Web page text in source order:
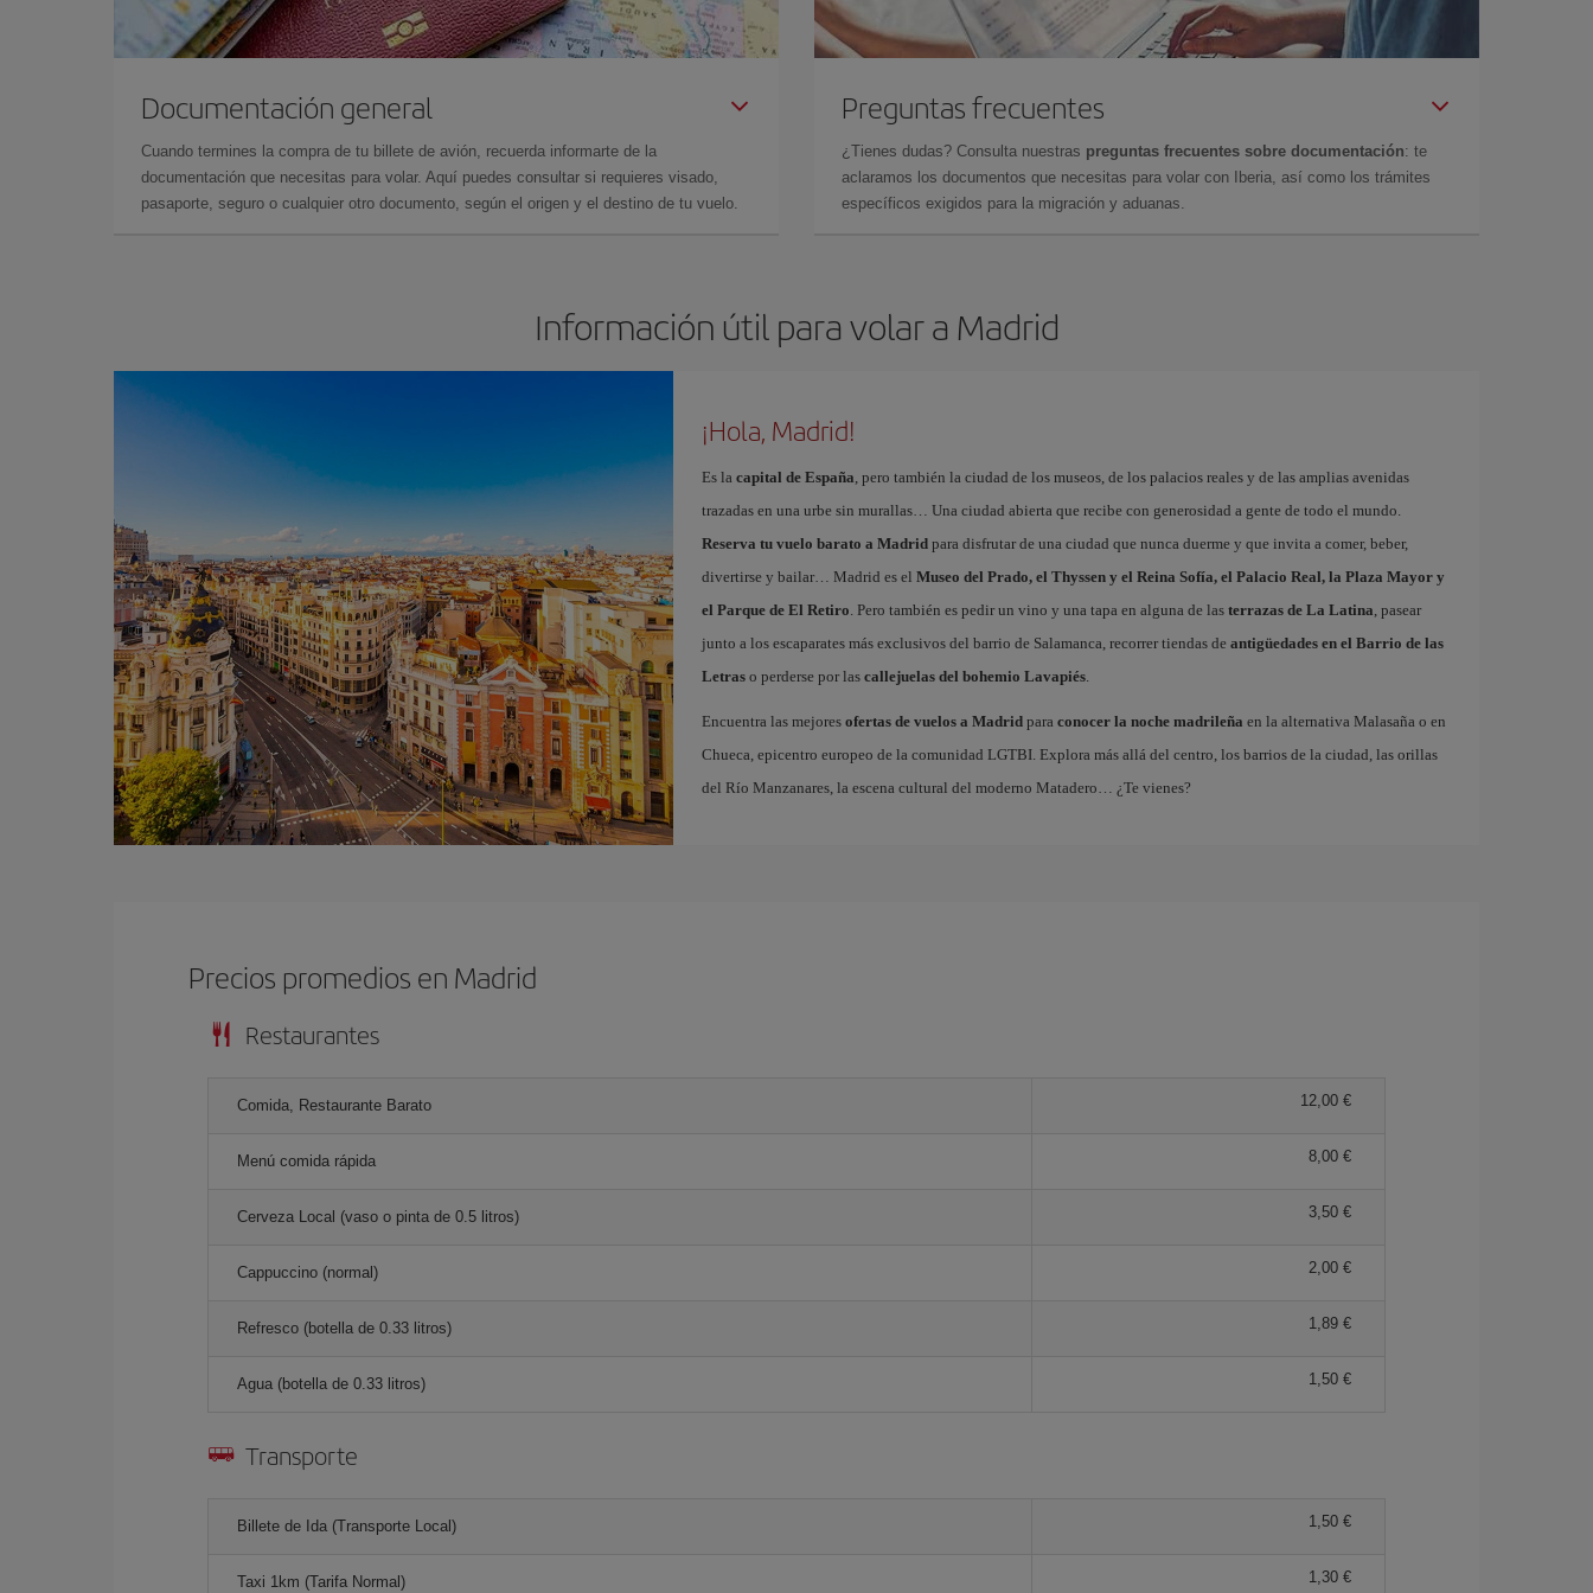
Documentación general
Cuando termines la compra de tu billete de avión, recuerda informarte de la
documentación que necesitas para volar. Aquí puedes consultar si requieres visado,
pasaporte, seguro o cualquier otro documento, según el origen y el destino de tu vuelo.
Preguntas frecuentes
¿Tienes dudas? Consulta nuestras preguntas frecuentes sobre documentación: te
aclaramos los documentos que necesitas para volar con Iberia, así como los trámites
específicos exigidos para la migración y aduanas.
Información útil para volar a Madrid
¡Hola, Madrid!
Es la capital de España, pero también la ciudad de los museos, de los palacios reales y de las amplias avenidas
trazadas en una urbe sin murallas… Una ciudad abierta que recibe con generosidad a gente de todo el mundo.
Reserva tu vuelo barato a Madridpara disfrutar de una ciudad que nunca duerme y que invita a comer, beber,
divertirse y bailar… Madrid es el Museo del Prado, el Thyssen y el Reina Sofía, el Palacio Real, la Plaza Mayor y
el Parque de El Retiro. Pero también es pedir un vino y una tapa en alguna de las terrazas de La Latina, pasear
junto a los escaparates más exclusivos del barrio de Salamanca, recorrer tiendas de antigüedades en el Barrio de las
Letraso perderse por las callejuelas del bohemio Lavapiés.
Encuentra las mejores ofertas de vuelos a Madridpara conocer la noche madrileña en la alternativa Malasaña o en
Chueca, epicentro europeo de la comunidad LGTBI. Explora más allá del centro, los barrios de la ciudad, las orillas
del Río Manzanares, la escena cultural del moderno Matadero… ¿Te vienes?
Precios promedios en Madrid
Restaurantes
Comida, Restaurante Barato 12,00 €
Menú comida rápida 8,00 €
Cerveza Local (vaso o pinta de 0.5 litros) 3,50 €
Cappuccino (normal) 2,00 €
Refresco (botella de 0.33 litros) 1,89 €
Agua (botella de 0.33 litros) 1,50 €
Transporte
Billete de Ida (Transporte Local) 1,50 €
Taxi 1km (Tarifa Normal) 1,30 €